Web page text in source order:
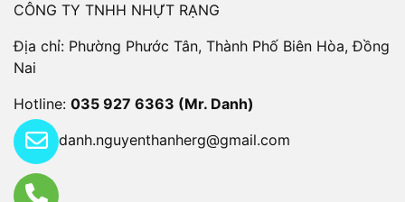
CÔNG TY TNHH NHỰT RẠNG
Địa chỉ: Phường Phước Tân, Thành Phố Biên Hòa, Đồng
Nai
Hotline: 035 927 6363 (Mr. Danh)
Email:danh.nguyenthanherg@gmail.com